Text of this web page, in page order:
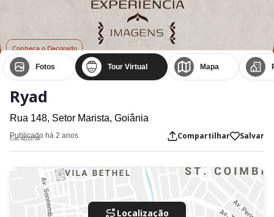
Fotos Tour Virtual Mapa
Ryad
Rua 148, Setor Marista, Goiânia
Publicado há 2 anos
Cod. AD22734 Compartilhar Salvar
Localização